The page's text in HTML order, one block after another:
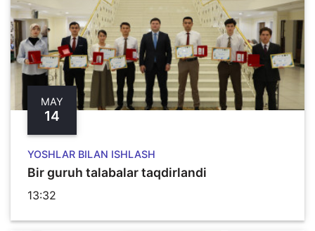
MAY
14
YOSHLAR BILAN ISHLASH
Bir guruh talabalar taqdirlandi
13:32